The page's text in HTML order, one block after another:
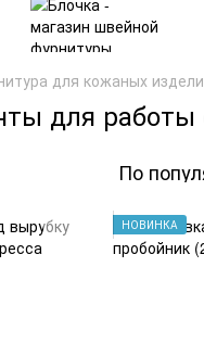
для кожаных
для работы
По
НОВИНКА